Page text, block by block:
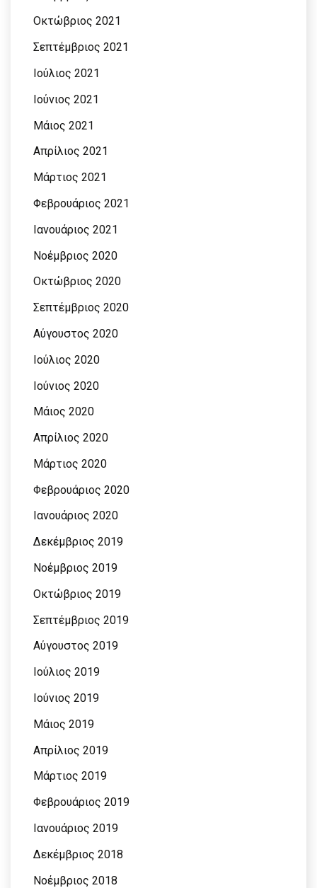
Οκτώβριος 2021
Σεπτέμβριος 2021
Ιούλιος 2021
Ιούνιος 2021
Μάιος 2021
Απρίλιος 2021
Μάρτιος 2021
Φεβρουάριος 2021
Ιανουάριος 2021
Νοέμβριος 2020
Οκτώβριος 2020
Σεπτέμβριος 2020
Αύγουστος 2020
Ιούλιος 2020
Ιούνιος 2020
Μάιος 2020
Απρίλιος 2020
Μάρτιος 2020
Φεβρουάριος 2020
Ιανουάριος 2020
Δεκέμβριος 2019
Νοέμβριος 2019
Οκτώβριος 2019
Σεπτέμβριος 2019
Αύγουστος 2019
Ιούλιος 2019
Ιούνιος 2019
Μάιος 2019
Απρίλιος 2019
Μάρτιος 2019
Φεβρουάριος 2019
Ιανουάριος 2019
Δεκέμβριος 2018
Νοέμβριος 2018